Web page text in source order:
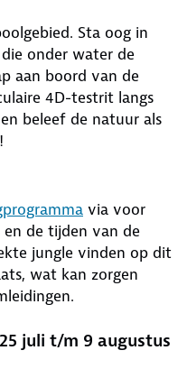
Sta oog in
onder water de
aan boord van de
4D-testrit langs
beleef de natuur als
via voor
de tijden van de
jungle vinden op dit
wat kan zorgen
juli t/m 9 augustus